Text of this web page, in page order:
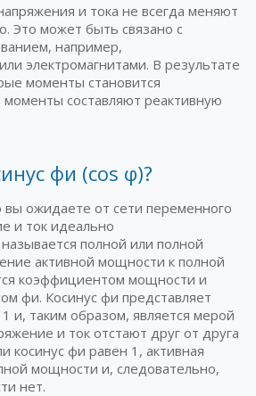
и тока не всегда меняют
Это может быть связано с
например,
электромагнитами. В результате
моменты становится
составляют реактивную
фи (cos φ)?
ожидаете от сети переменного
и ток идеально
полной или полной
активной мощности к полной
коэффициентом мощности и
фи. Косинус фи представляет
и, таким образом, является мерой
и ток отстают друг от друга
косинус фи равен 1, активная
мощности и, следовательно,
нет.